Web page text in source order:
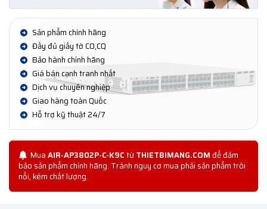
Sản phẩm chính hãng
Đầy đủ giấy tờ CO,CQ
Bảo hành chính hãng
Giá bán cạnh tranh nhất
Dịch vụ chuyên nghiệp
Giao hàng toàn Quốc
Hỗ trợ kỹ thuật 24/7
MuaAIR-AP3802P-C-K9CtừTHIETBIMANG.COMđể đảm
bảo sản phẩm chính hãng. Tránh nguy cơ mua phải sản phẩm trôi
nổi, kém chất lượng.